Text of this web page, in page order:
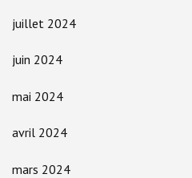
juillet 2024
juin 2024
mai 2024
avril 2024
mars 2024